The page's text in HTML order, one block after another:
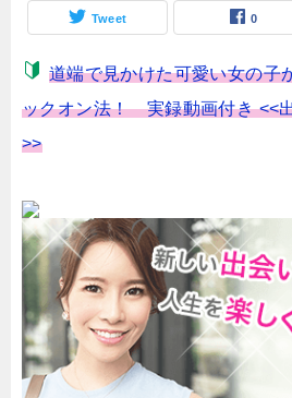
Tweet 0
道端で見かけた可愛い女の子
ックオン法！ 実録動画付き <<
>>